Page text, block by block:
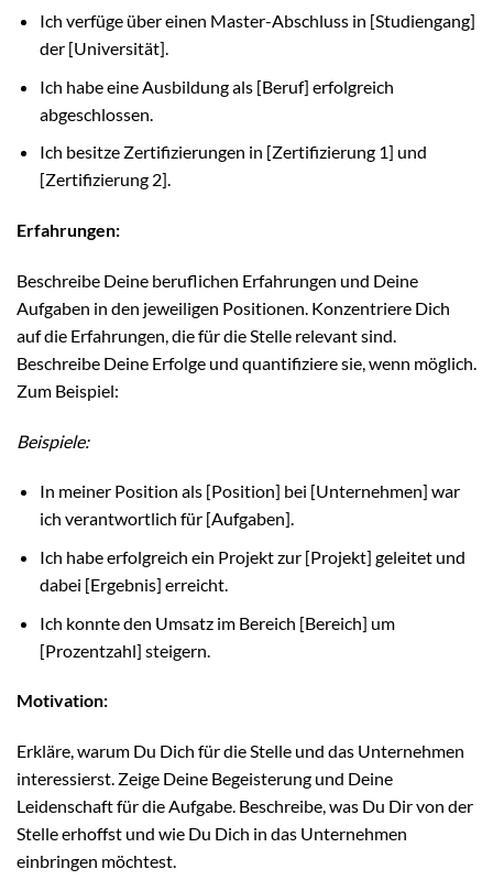
Ich verfüge über einen Master-Abschluss in [Studiengang]
der [Universität].
Ich habe eine Ausbildung als [Beruf] erfolgreich
abgeschlossen.
Ich besitze Zertifizierungen in [Zertifizierung 1] und
[Zertifizierung 2].
Erfahrungen:
Beschreibe Deine beruflichen Erfahrungen und Deine
Aufgaben in den jeweiligen Positionen. Konzentriere Dich
auf die Erfahrungen, die für die Stelle relevant sind.
Beschreibe Deine Erfolge und quantifiziere sie, wenn möglich.
Zum Beispiel:
Beispiele:
In meiner Position als [Position] bei [Unternehmen] war
ich verantwortlich für [Aufgaben].
Ich habe erfolgreich ein Projekt zur [Projekt] geleitet und
dabei [Ergebnis] erreicht.
Ich konnte den Umsatz im Bereich [Bereich] um
[Prozentzahl] steigern.
Motivation:
Erkläre, warum Du Dich für die Stelle und das Unternehmen
interessierst. Zeige Deine Begeisterung und Deine
Leidenschaft für die Aufgabe. Beschreibe, was Du Dir von der
Stelle erhoffst und wie Du Dich in das Unternehmen
einbringen möchtest.